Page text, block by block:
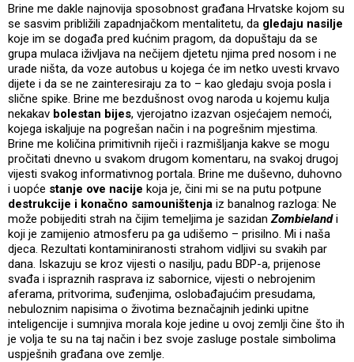
Brine me dakle najnovija sposobnost građana Hrvatske kojom su
se sasvim približili zapadnjačkom mentalitetu, da gledaju nasilje
koje im se događa pred kućnim pragom, da dopuštaju da se
grupa mulaca iživljava na nečijem djetetu njima pred nosom i ne
urade ništa, da voze autobus u kojega će im netko uvesti krvavo
dijete i da se ne zainteresiraju za to – kao gledaju svoja posla i
slične spike. Brine me bezdušnost ovog naroda u kojemu kulja
nekakav bolestan bijes, vjerojatno izazvan osjećajem nemoći,
kojega iskaljuje na pogrešan način i na pogrešnim mjestima.
Brine me količina primitivnih riječi i razmišljanja kakve se mogu
pročitati dnevno u svakom drugom komentaru, na svakoj drugoj
vijesti svakog informativnog portala. Brine me duševno, duhovno
i uopće stanje ove nacije koja je, čini mi se na putu potpune
destrukcije i konačno samouništenja iz banalnog razloga: Ne
može pobijediti strah na čijim temeljima je sazidanZombielandi
koji je zamijenio atmosferu pa ga udišemo – prisilno. Mi i naša
djeca. Rezultati kontaminiranosti strahom vidljivi su svakih par
dana. Iskazuju se kroz vijesti o nasilju, padu BDP-a, prijenose
svađa i ispraznih rasprava iz sabornice, vijesti o nebrojenim
aferama, pritvorima, suđenjima, oslobađajućim presudama,
nebuloznim napisima o životima beznačajnih jedinki upitne
inteligencije i sumnjiva morala koje jedine u ovoj zemlji čine što ih
je volja te su na taj način i bez svoje zasluge postale simbolima
uspješnih građana ove zemlje.